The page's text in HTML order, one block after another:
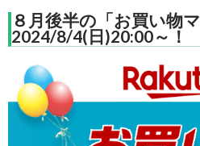
８月後半の「お買い物
2024/8/4(日)20:00～！